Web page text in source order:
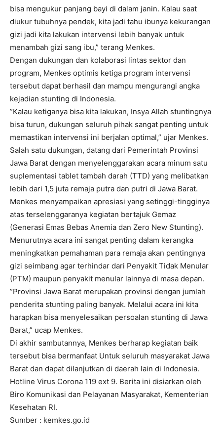
bisa mengukur panjang bayi di dalam janin. Kalau saat
diukur tubuhnya pendek, kita jadi tahu ibunya kekurangan
gizi jadi kita lakukan intervensi lebih banyak untuk
menambah gizi sang ibu,” terang Menkes.
Dengan dukungan dan kolaborasi lintas sektor dan
program, Menkes optimis ketiga program intervensi
tersebut dapat berhasil dan mampu mengurangi angka
kejadian stunting di Indonesia.
”Kalau ketiganya bisa kita lakukan, Insya Allah stuntingnya
bisa turun, dukungan seluruh pihak sangat penting untuk
memastikan intervensi ini berjalan optimal,” ujar Menkes.
Salah satu dukungan, datang dari Pemerintah Provinsi
Jawa Barat dengan menyelenggarakan acara minum satu
suplementasi tablet tambah darah (TTD) yang melibatkan
lebih dari 1,5 juta remaja putra dan putri di Jawa Barat.
Menkes menyampaikan apresiasi yang setinggi-tingginya
atas terselenggaranya kegiatan bertajuk Gemaz
(Generasi Emas Bebas Anemia dan Zero New Stunting).
Menurutnya acara ini sangat penting dalam kerangka
meningkatkan pemahaman para remaja akan pentingnya
gizi seimbang agar terhindar dari Penyakit Tidak Menular
(PTM) maupun penyakit menular lainnya di masa depan.
”Provinsi Jawa Barat merupakan provinsi dengan jumlah
penderita stunting paling banyak. Melalui acara ini kita
harapkan bisa menyelesaikan persoalan stunting di Jawa
Barat,” ucap Menkes.
Di akhir sambutannya, Menkes berharap kegiatan baik
tersebut bisa bermanfaat Untuk seluruh masyarakat Jawa
Barat dan dapat dilanjutkan di daerah lain di Indonesia.
Hotline Virus Corona 119 ext 9. Berita ini disiarkan oleh
Biro Komunikasi dan Pelayanan Masyarakat, Kementerian
Kesehatan RI.
Sumber : kemkes.go.id